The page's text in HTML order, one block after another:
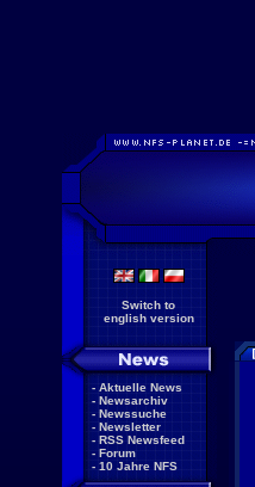
Switch to
english version
- Aktuelle News
- Newsarchiv
- Newssuche
- Newsletter
- RSS Newsfeed
- Forum
- 10 Jahre NFS